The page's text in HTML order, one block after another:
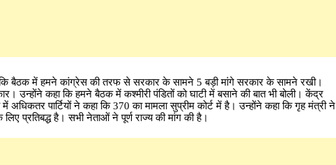
बैठक में हमने कांग्रेस की तरफ से सरकार के सामने 5 बड़ी मांगे सरकार के सामने रखी।
उन्होंने कहा कि हमने बैठक में कश्मीरी पंडितों को घाटी में बसाने की बात भी बोली। केंद्र
पार्टियों ने कहा कि 370 का मामला सुप्रीम कोर्ट में है। उन्होंने कहा कि गृह मंत्री ने
प्रतिबद्ध है। सभी नेताओं ने पूर्ण राज्य की मांग की है।